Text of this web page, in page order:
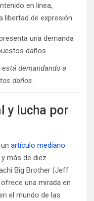
en línea,
libertad de expresión.
demandando a
daños.
y lucha por
artículo mediano
más de diez
Big Brother (Jeff
una mirada en
el mundo de las